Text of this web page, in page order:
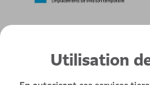
Utilisation